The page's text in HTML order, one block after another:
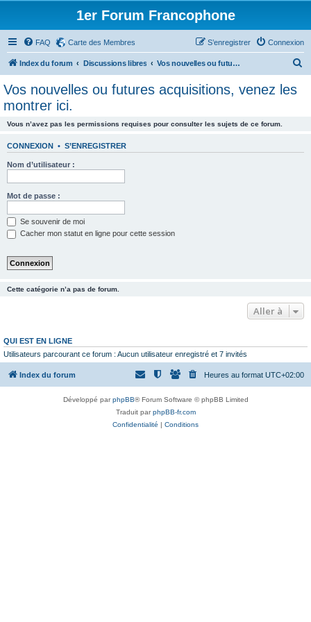
1er Forum Francophone
FAQ Carte des Membres Connexion
S’enregistrer
Index du forum Discussions libres Vos nouvelles ou futures acquisitions, venez les montrer ici.
Vos nouvelles ou futures acquisitions, venez les
montrer ici.
Vous n’avez pas les permissions requises pour consulter les sujets de ce forum.
CONNEXION • S’ENREGISTRER
Nom d’utilisateur :
Mot de passe :
Se souvenir de moi
Cacher mon statut en ligne pour cette session
Cette catégorie n’a pas de forum.
Aller à
QUI EST EN LIGNE
Utilisateurs parcourant ce forum : Aucun utilisateur enregistré et 7 invités
Index du forum Heures au format UTC+02:00
Développé parphpBB® Forum Software © phpBB Limited
Traduit parphpBB-fr.com
Confidentialité | Conditions